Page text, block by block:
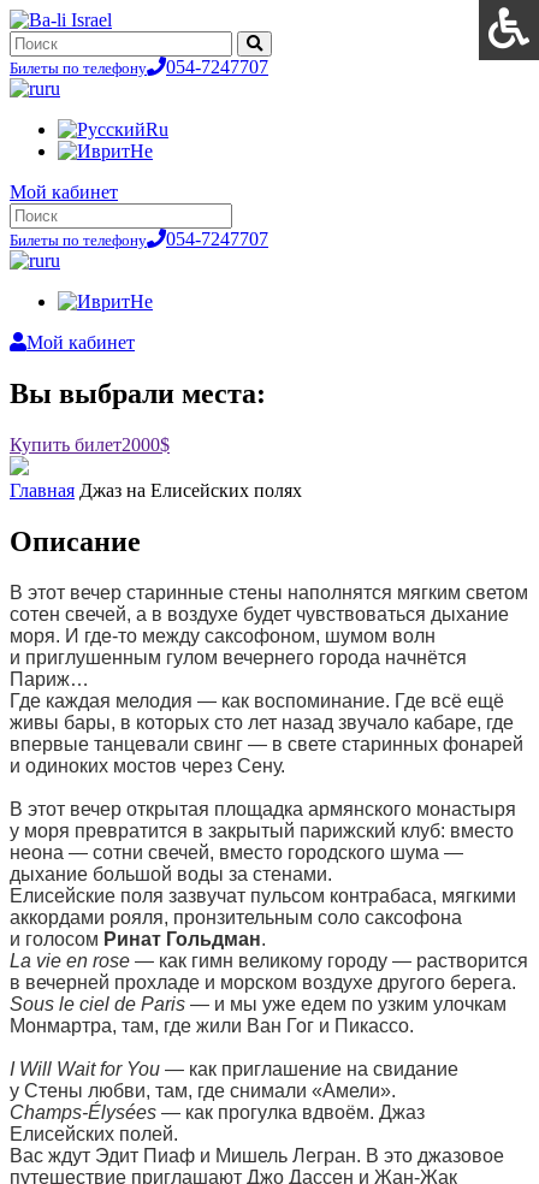
Билеты по телефону
054-7247707
ru
Ru
He
Мой кабинет
Билеты по телефону
054-7247707
ru
He
Мой кабинет
Вы выбрали места:
Купить билет2000$
Главная Джаз на Елисейских полях
Описание
В этот вечер старинные стены наполнятся мягким светом
сотен свечей, а в воздухе будет чувствоваться дыхание
моря. И где-то между саксофоном, шумом волн
и приглушенным гулом вечернего города начнётся
Париж…
Где каждая мелодия — как воспоминание. Где всё ещё
живы бары, в которых сто лет назад звучало кабаре, где
впервые танцевали свинг — в свете старинных фонарей
и одиноких мостов через Сену.
В этот вечер открытая площадка армянского монастыря
у моря превратится в закрытый парижский клуб: вместо
неона — сотни свечей, вместо городского шума —
дыхание большой воды за стенами.
Елисейские поля зазвучат пульсом контрабаса, мягкими
аккордами рояля, пронзительным соло саксофона
и голосом Ринат Гольдман.
La vie en rose — как гимн великому городу — растворится
в вечерней прохладе и морском воздухе другого берега.
Sous le ciel de Paris — и мы уже едем по узким улочкам
Монмартра, там, где жили Ван Гог и Пикассо.
I Will Wait for You — как приглашение на свидание
у Стены любви, там, где снимали «Амели».
Champs-Élysées — как прогулка вдвоём. Джаз
Елисейских полей.
Вас ждут Эдит Пиаф и Мишель Легран. В это джазовое
путешествие приглашают Джо Дассен и Жан-Жак